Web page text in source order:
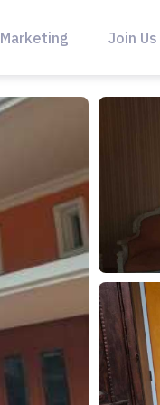
Marketing Join Us